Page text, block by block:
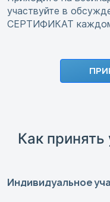
участвуйте в
СЕРТИФИКАТ
Как принять
Индивидуальное